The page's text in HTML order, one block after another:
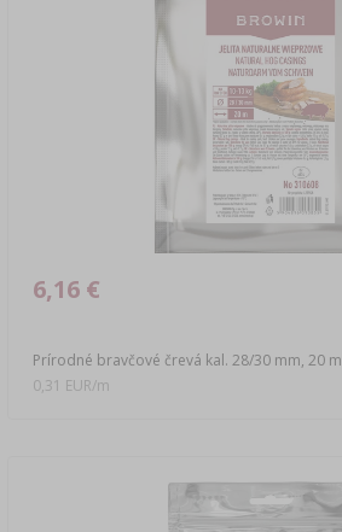
Prírodné bravčové črevá kal. 28/30 mm, 20 m
6,16 €
0,31 EUR/m